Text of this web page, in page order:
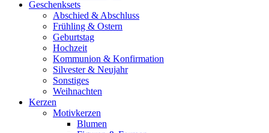
Geschenksets
Abschied & Abschluss
Frühling & Ostern
Geburtstag
Hochzeit
Kommunion & Konfirmation
Silvester & Neujahr
Sonstiges
Weihnachten
Kerzen
Motivkerzen
Blumen